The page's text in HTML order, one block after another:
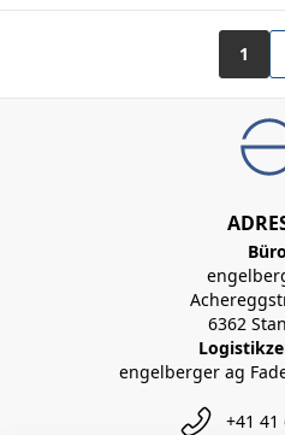
1
6362
engelberger ag
+41 41